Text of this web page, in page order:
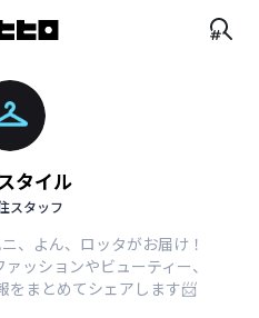
タイル
スタッフ
よん、ロッタがお届け！
ッションやビューティー、
をまとめてシェアします📨